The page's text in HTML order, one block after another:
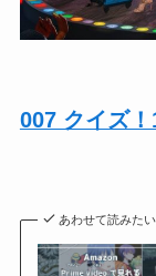
007 クイズ
あわせて読みたい